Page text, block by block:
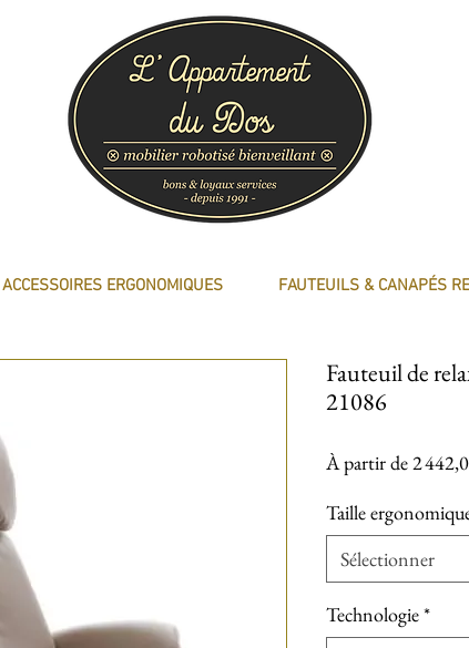
ACCESSOIRES ERGONOMIQUES FAUTEUILS & CANAPÉS
Fauteuil de
21086
À partir de2
Taille
Sélectionner
Technologie*